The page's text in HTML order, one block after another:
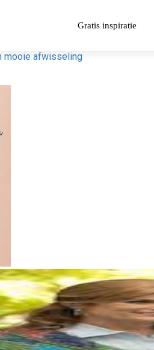
Gratis inspiratie
mooie afwisseling